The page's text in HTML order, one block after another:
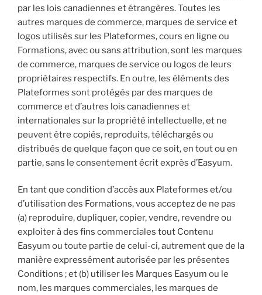
par les lois canadiennes et étrangères. Toutes les
autres marques de commerce, marques de service et
logos utilisés sur les Plateformes, cours en ligne ou
Formations, avec ou sans attribution, sont les marques
de commerce, marques de service ou logos de leurs
propriétaires respectifs. En outre, les éléments des
Plateformes sont protégés par des marques de
commerce et d’autres lois canadiennes et
internationales sur la propriété intellectuelle, et ne
peuvent être copiés, reproduits, téléchargés ou
distribués de quelque façon que ce soit, en tout ou en
partie, sans le consentement écrit exprès d’Easyum.
En tant que condition d’accès aux Plateformes et/ou
d’utilisation des Formations, vous acceptez de ne pas
(a) reproduire, dupliquer, copier, vendre, revendre ou
exploiter à des fins commerciales tout Contenu
Easyum ou toute partie de celui-ci, autrement que de la
manière expressément autorisée par les présentes
Conditions ; et (b) utiliser les Marques Easyum ou le
nom, les marques commerciales, les marques de